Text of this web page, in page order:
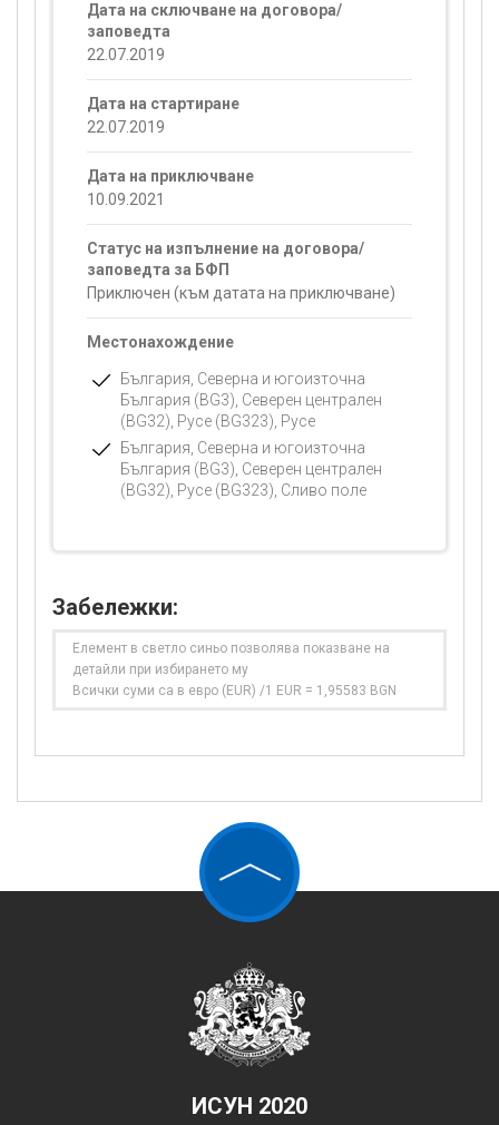
Дата на сключване на договора/
заповедта
22.07.2019
Дата на стартиране
22.07.2019
Дата на приключване
10.09.2021
Статус на изпълнение на договора/
заповедта за БФП
Приключен (към датата на приключване)
Местонахождение
България, Северна и югоизточна
България (BG3), Северен централен
(BG32), Русе (BG323), Русе
България, Северна и югоизточна
България (BG3), Северен централен
(BG32), Русе (BG323), Сливо поле
Забележки:
Елемент в светло синьо позволява показване на
детайли при избирането му
Всички суми са в евро (EUR) /1 EUR = 1,95583 BGN
ИСУН 2020